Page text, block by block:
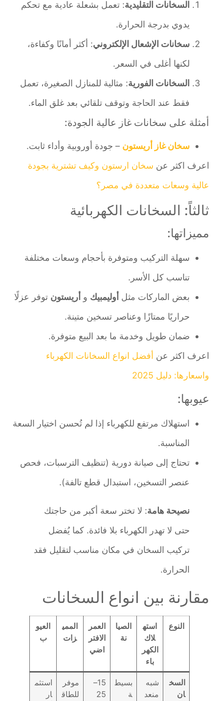
السخانات التقليدية: تعمل بشعلة عادية مع تحكم
يدوي بدرجة الحرارة.
سخانات الإشعال الإلكتروني: أكثر أمانًا وكفاءة،
لكنها أغلى في السعر.
السخانات الفورية : مثالية للمنازل الصغيرة، تعمل
فقط عند الحاجة وتوقف تلقائي بعد غلق الماء.
أمثلة على سخانات غاز عالية الجودة:
سخان غاز أريستون – جودة أوروبية وأداء ثابت.
اعرف اكثر عنسخان ارستون وكيف تشترية بجودة
عالية وسعات متعددة في مصر؟
ثالثاً: السخانات الكهربائية
مميزاتها:
سهلة التركيب ومتوفرة بأحجام وسعات مختلفة
تناسب كل الأسر.
بعض الماركات مثلأوليمبيكو أريستونتوفر عزلًا
حراريًا ممتازًا وعناصر تسخين متينة.
ضمان طويل وخدمة ما بعد البيع متوفرة.
اعرف اكثر عنأفضل انواع السخانات الكهرباء
واسعارها: دليل 2025
عيوبها:
استهلاك مرتفع للكهرباء إذا لم تُحسن اختيار السعة
المناسبة.
تحتاج إلى صيانة دورية (تنظيف الترسبات، فحص
عنصر التسخين، استبدال قطع تالفة).
نصيحة هامة: لا تختر سعة أكبر من حاجتك
حتى لا تهدر الكهرباء بلا فائدة. كما يُفضل
تركيب السخان في مكان مناسب لتقليل فقد
الحرارة.
مقارنة بين انواع السخانات
النوع
استه
لاك
الكهر
الصيا
العمر
الافتر
اضي
الممي
زات
العيو
السخ
شبه
منعد
بسيط
15–
موفر
للطاق
استثم
ار